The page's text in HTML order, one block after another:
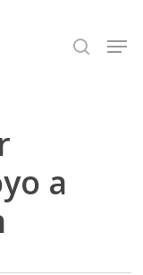
search
a
Close